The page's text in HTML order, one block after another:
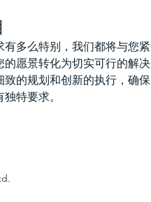
有多么特别，我们都将与您紧
的愿景转化为切实可行的解决
致的规划和创新的执行，确保
特要求。